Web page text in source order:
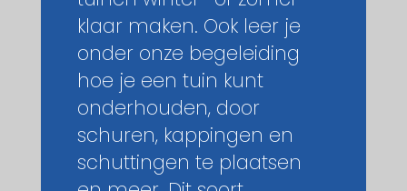
klaar maken. Ook leer je
onder onze begeleiding
hoe je een tuin kunt
onderhouden, door
schuren, kappingen en
schuttingen te plaatsen